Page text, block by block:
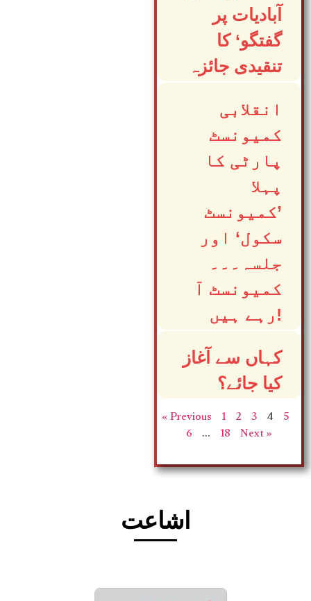
آبادیات پر
گفتگو‘ کا
تنقیدی جائزہ
انقلابی
کمیونسٹ
پارٹی کا
پہلا
’کمیونسٹ
سکول‘ اور
جلسہ۔۔۔
کمیونسٹ آ
رہے ہیں!
کہاں سے آغاز
کیا جائے؟
« Previous 1 2 3 4 5
6 … 18 Next »
اشاعت